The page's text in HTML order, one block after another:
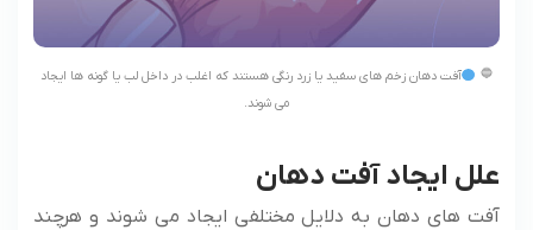
آفت دهان زخم های سفید یا زرد رنگی هستند که اغلب در داخل لب یا گونه ها ایجاد
می شوند.
علل ایجاد آفت دهان
آفت های دهان به دلایل مختلفی ایجاد می شوند و هرچند